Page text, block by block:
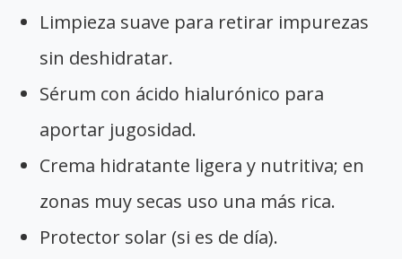
Limpieza suave para retirar impurezas
sin deshidratar.
Sérum con ácido hialurónico para
aportar jugosidad.
Crema hidratante ligera y nutritiva; en
zonas muy secas uso una más rica.
Protector solar (si es de día).